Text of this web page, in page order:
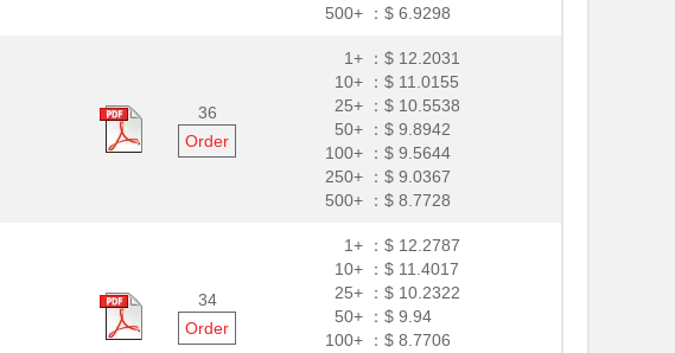
500+ ：$ 6.9298
36
Order
1+ ：$ 12.2031
10+ ：$ 11.0155
25+ ：$ 10.5538
50+ ：$ 9.8942
100+ ：$ 9.5644
250+ ：$ 9.0367
500+ ：$ 8.7728
34
Order
1+ ：$ 12.2787
10+ ：$ 11.4017
25+ ：$ 10.2322
50+ ：$ 9.94
100+ ：$ 8.7706